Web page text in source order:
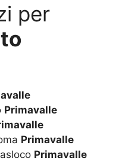
per
Primavalle
Primavalle
Primavalle